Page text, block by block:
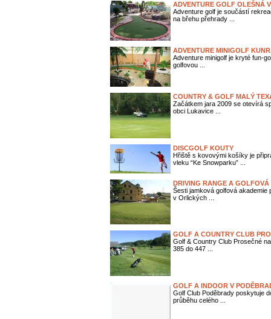
ADVENTURE GOLF OLEŠNÁ
Adventure golf je součástí
na břehu přehrady ...
ADVENTURE MINIGOLF
Adventure minigolf je kryté fun-
golfovou ...
COUNTRY & GOLF MALÝ
Začátkem jara 2009 se otevírá
obci Lukavice ...
DISCGOLF KOUTY
Hřiště s kovovými košíky je
vleku “Ke Snowparku” ...
DRIVING RANGE A
Šesti jamková golfová
v Orlických ...
GOLF A COUNTRY CLUB
Golf & Country Club Prosečné
385 do 447 ...
GOLF A INDOOR V
Golf Club Poděbrady poskytuje
průběhu celého ...